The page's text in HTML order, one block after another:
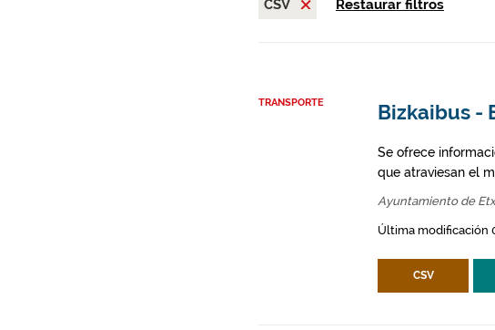
CSV
Restaurar filtros
TRANSPORTE Bizkaibus -
Se ofrece
que atraviesan el
Ayuntamiento de
Última modificación
CSV